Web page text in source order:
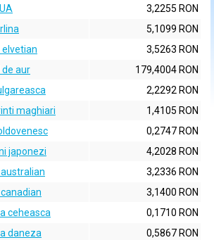
3,2255 RON
5,1099 RON
elvetian
3,5263 RON
de aur
179,4004 RON
2,2292 RON
maghiari
1,4105 RON
0,2747 RON
japonezi
4,2028 RON
3,2336 RON
3,1400 RON
ceheasca
0,1710 RON
daneza
0,5867 RON